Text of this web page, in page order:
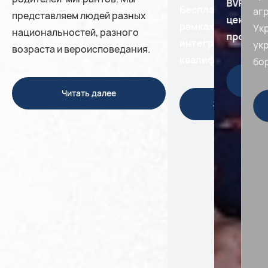
представляем людей разных
национальностей, разного
возраста и вероисповедания.
Читать далее
Бесплатные
рамках
интеграция через
квалификацию
BVRE
центр